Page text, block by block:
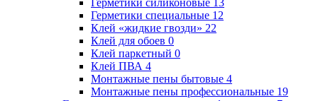
Герметики силиконовые 13
Герметики специальные 12
Клей «жидкие гвозди» 22
Клей для обоев 0
Клей паркетный 0
Клей ПВА 4
Монтажные пены бытовые 4
Монтажные пены профессиональные 19